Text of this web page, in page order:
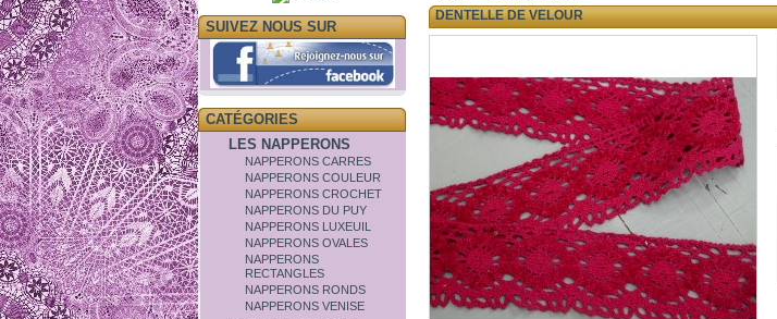
SUIVEZ NOUS SUR
CATÉGORIES
LES NAPPERONS
NAPPERONS CARRES
NAPPERONS COULEUR
NAPPERONS CROCHET
NAPPERONS DU PUY
NAPPERONS LUXEUIL
NAPPERONS OVALES
NAPPERONS
RECTANGLES
NAPPERONS RONDS
NAPPERONS VENISE
DENTELLE DE VELOUR